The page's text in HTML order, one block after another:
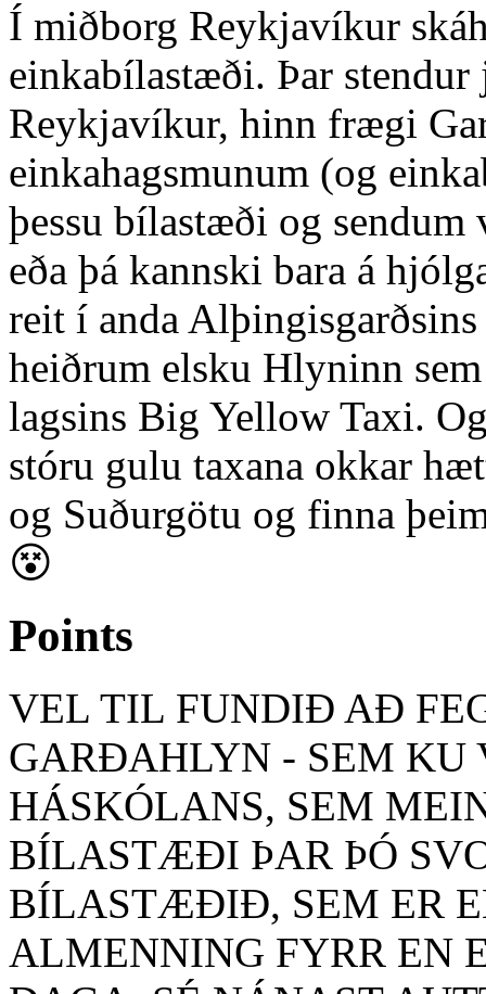
Í miðborg Reykjavíkur
einkabílastæði. Þar
Reykjavíkur, hinn frægi
einkahagsmunum (og
þessu bílastæði og
eða þá kannski bara á
reit í anda
heiðrum elsku Hlyninn
lagsins Big Yellow Taxi.
stóru gulu taxana okkar
og Suðurgötu og finna
😵
Points
VEL TIL FUNDIÐ AÐ
GARÐAHLYN - SEM KU
HÁSKÓLANS, SEM
BÍLASTÆÐI ÞAR ÞÓ
BÍLASTÆÐIÐ, SEM ER
ALMENNING FYRR EN